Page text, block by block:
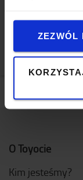
ZEZWÓL
6 Wymagania
O Toyocie
Kim jesteśmy?